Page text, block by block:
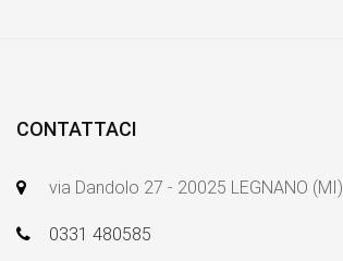
CONTATTACI
via Dandolo 27 - 20025 LEGNANO (MI)
0331 480585